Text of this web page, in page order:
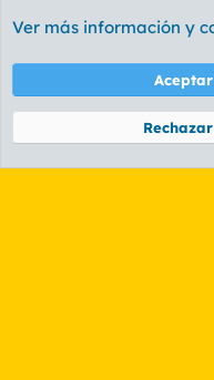
Cookies
PL
Términos y
Community platform by XenForo®
Ver más información y